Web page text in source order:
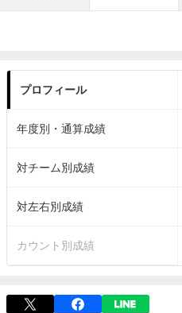
プロフィール
年度別・通算成績
対チーム別成績
対左右別成績
カウント別成績